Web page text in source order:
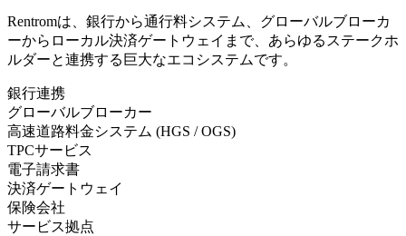
Rentromは、銀行から通行料システム、グローバルブローカ
ーからローカル決済ゲートウェイまで、あらゆるステークホ
ルダーと連携する巨大なエコシステムです。
銀行連携
グローバルブローカー
高速道路料金システム (HGS / OGS)
TPCサービス
電子請求書
決済ゲートウェイ
保険会社
サービス拠点